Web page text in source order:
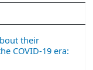
their
COVID-19 era: